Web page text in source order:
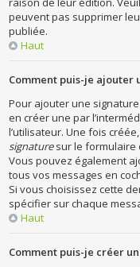
peuvent pas supprimer
publiée.
Haut
Comment puis-je ajouter
Pour ajouter une
en créer une par
l’utilisateur. Une fois
signaturesur le formulaire
Vous pouvez également
tous vos messages en
Si vous choisissez cette
spécifier sur chaque
Haut
Comment puis-je créer